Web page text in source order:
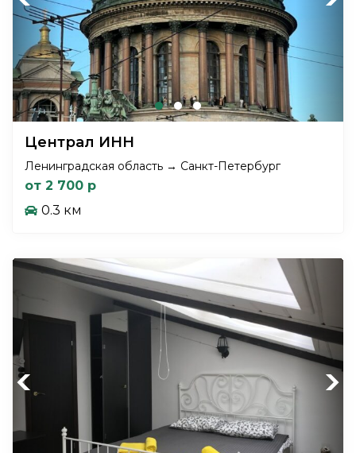
Централ ИНН
Ленинградская область → Санкт-Петербург
от 2 700 р
0.3 км
Previous Next